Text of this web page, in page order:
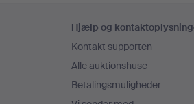
Hjælp og
Kontakt supporten
Alle auktionshuse
Betalingsmuligheder